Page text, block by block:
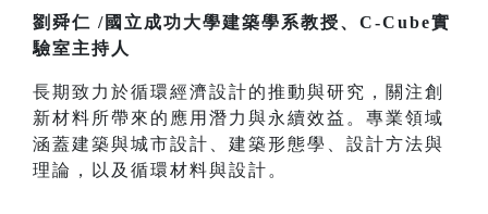
劉舜仁 /國立成功大學建築學系教授、C-Cube實
驗室主持人
長期致力於循環經濟設計的推動與研究，關注創
新材料所帶來的應用潛力與永續效益。專業領域
涵蓋建築與城市設計、建築形態學、設計方法與
理論，以及循環材料與設計。